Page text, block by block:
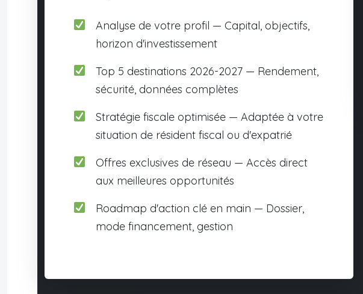
Analyse de votre profil — Capital, objectifs,
horizon d'investissement
Top 5 destinations 2026-2027 — Rendement,
sécurité, données complètes
Stratégie fiscale optimisée — Adaptée à votre
situation de résident fiscal ou d'expatrié
Offres exclusives de réseau — Accès direct
aux meilleures opportunités
Roadmap d'action clé en main — Dossier,
mode financement, gestion